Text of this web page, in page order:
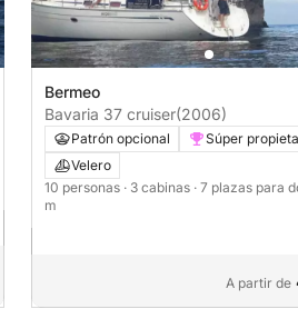
Bermeo
Bavaria 37 cruiser(2006)
Patrón opcional
Súper
Velero
10 personas · 3 cabinas · 7 plazas para
m
A partir de